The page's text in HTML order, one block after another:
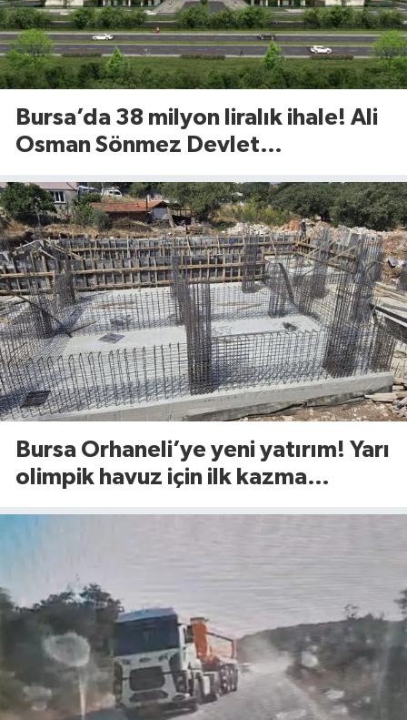
Bursa’da 38 milyon liralık ihale! Ali
Osman Sönmez Devlet
alan kiraya verilecek
Bursa Orhaneli’ye yeni yatırım! Yarı
olimpik havuz için ilk kazma